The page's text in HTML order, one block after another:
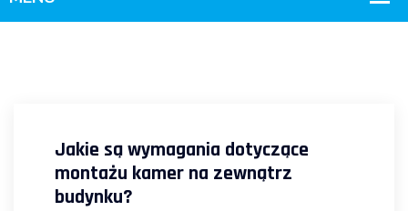
Jakie są wymagania dotyczące
montażu kamer na zewnątrz
budynku?